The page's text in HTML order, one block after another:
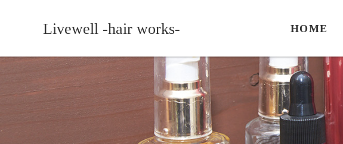
Livewell -hair works- HOME